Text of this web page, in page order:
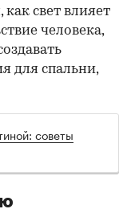
как свет влияет
человека,
для спальни,
советы